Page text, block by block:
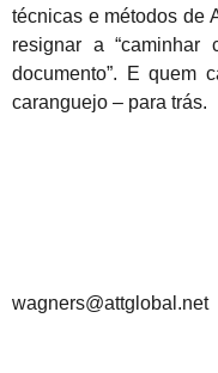
técnicas e métodos de
resignar a
documento”. E quem
caranguejo – para trás.
wagners@attglobal.net